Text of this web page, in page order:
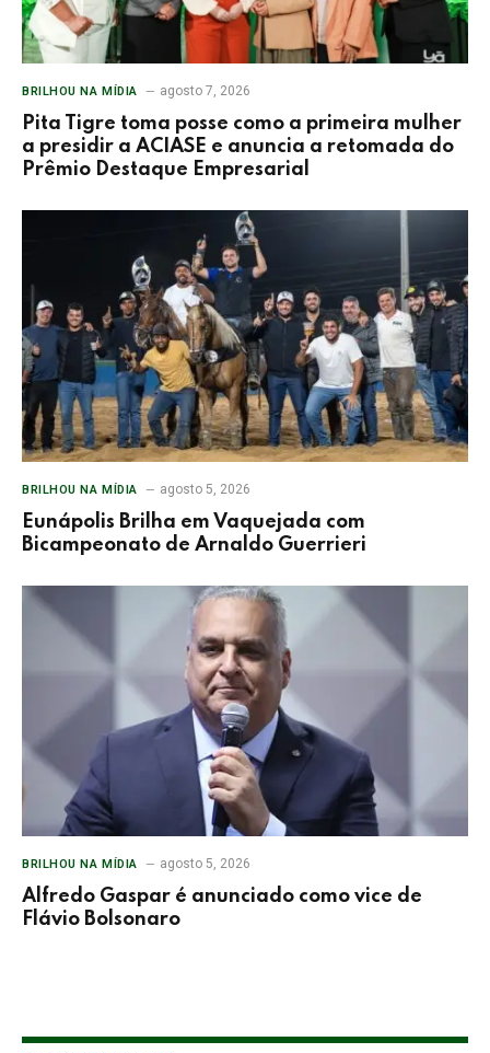
BRILHOU NA MÍDIA agosto 7, 2026
Pita Tigre toma posse como a primeira mulher
a presidir a ACIASE e anuncia a retomada do
Prêmio Destaque Empresarial
BRILHOU NA MÍDIA agosto 5, 2026
Eunápolis Brilha em Vaquejada com
Bicampeonato de Arnaldo Guerrieri
BRILHOU NA MÍDIA agosto 5, 2026
Alfredo Gaspar é anunciado como vice de
Flávio Bolsonaro